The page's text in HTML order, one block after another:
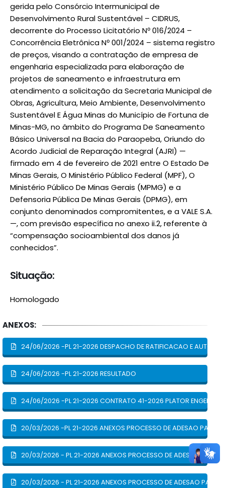
gerida pelo Consórcio Intermunicipal de
Desenvolvimento Rural Sustentável – CIDRUS,
decorrente do Processo Licitatório Nº 016/2024 –
Concorrência Eletrônica Nº 001/2024 – sistema registro
de preços, visando a contratação de empresa de
engenharia especializada para elaboração de
projetos de saneamento e infraestrutura em
atendimento a solicitação da Secretaria Municipal de
Obras, Agricultura, Meio Ambiente, Desenvolvimento
Sustentável E Água Minas do Município de Fortuna de
Minas-MG, no âmbito do Programa De Saneamento
Básico Universal na Bacia do Paraopeba, Oriundo do
Acordo Judicial de Reparação Integral (AJRI) —
firmado em 4 de fevereiro de 2021 entre O Estado De
Minas Gerais, O Ministério Público Federal (MPF), O
Ministério Público De Minas Gerais (MPMG) e a
Defensoria Pública De Minas Gerais (DPMG), em
conjunto denominados compromitentes, e a VALE S.A.
—, com previsão específica no anexo ii.2, referente à
“compensação socioambiental dos danos já
conhecidos”.
Situação:
Homologado
ANEXOS:
24/06/2026 -PL 21-2026 DESPACHO DE RATIFICACAO E
24/06/2026 -PL 21-2026 RESULTADO
24/06/2026 -PL 21-2026 CONTRATO 41-2026 PLATOR
20/03/2026 -PL 21-2026 ANEXOS PROCESSO DE ADESAO PARTE 3
20/03/2026 - PL 21-2026 ANEXOS PROCESSO DE ADESAO PARTE
20/03/2026 - PL 21-2026 ANEXOS PROCESSO DE ADESAO PARTE 1